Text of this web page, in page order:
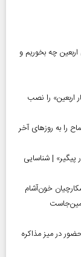
اربعین ۱۴۰۵ | در گرمای اربعین چه بخوریم و
اربعین» را نصب
سامانه سماح را به روز‌های آخر
پیگیر» | شناسایی
در میز مذاکره